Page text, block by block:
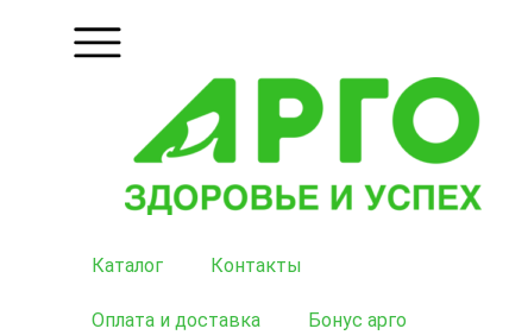
Каталог Контакты
Оплата и доставка Бонус арго